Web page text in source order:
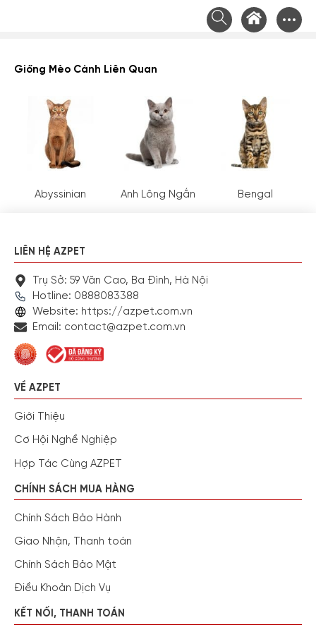
Giống Mèo Cảnh Liên Quan
Abyssinian Anh Lông Ngắn Bengal
LIÊN HỆ AZPET
Trụ Sở: 59 Văn Cao, Ba Đình, Hà Nội
Hotline: 0888083388
Website: https://azpet.com.vn
Email: contact@azpet.com.vn
VỀ AZPET
Giới Thiệu
Cơ Hội Nghề Nghiệp
Hợp Tác Cùng AZPET
CHÍNH SÁCH MUA HÀNG
Chính Sách Bảo Hành
Giao Nhận, Thanh toán
Chính Sách Bảo Mật
Điều Khoản Dịch Vụ
KẾT NỐI, THANH TOÁN